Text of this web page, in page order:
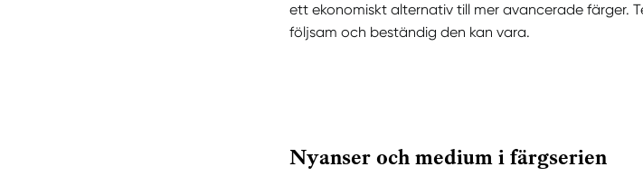
ett ekonomiskt alternativ till mer avancerade färger.
följsam och beständig den kan vara.
Nyanser och medium i färgserien